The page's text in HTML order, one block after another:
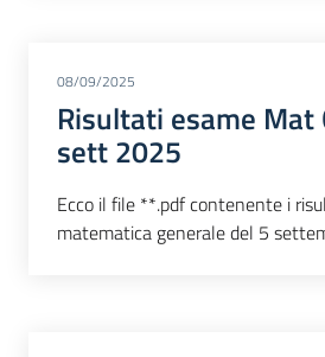
08/09/2025
Risultati esame Mat
sett 2025
Ecco il file **.pdf contenente i
matematica generale del 5